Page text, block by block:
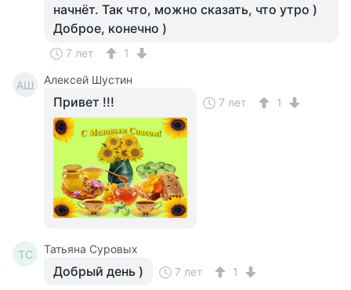
начнёт. Так что, можно сказать, что утро )
Доброе, конечно )
7 лет 1
АШ Алексей Шустин
Привет !!! 7 лет 1
ТС Татьяна Суровых
Добрый день ) 7 лет 1